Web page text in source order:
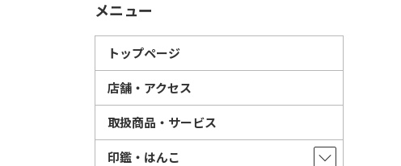
メニュー
トップページ
店舗・アクセス
取扱商品・サービス
印鑑・はんこ